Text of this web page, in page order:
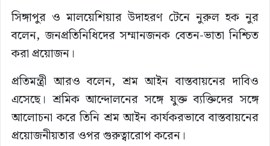
সিঙ্গাপুর ও মালয়েশিয়ার উদাহরণ টেনে নুরুল হক নুর
বলেন, জনপ্রতিনিধিদের সম্মানজনক বেতন-ভাতা নিশ্চিত
করা প্রয়োজন।
প্রতিমন্ত্রী আরও বলেন, শ্রম আইন বাস্তবায়নের দাবিও
এসেছে। শ্রমিক আন্দোলনের সঙ্গে যুক্ত ব্যক্তিদের সঙ্গে
আলোচনা করে তিনি শ্রম আইন কার্যকরভাবে বাস্তবায়নের
প্রয়োজনীয়তার ওপর গুরুত্বারোপ করেন।